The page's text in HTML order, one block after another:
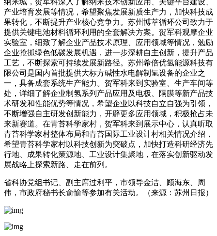
纳米城，贺军科深入了解纳米技术创新应用、关键平台建设、
产业培育发展等情况，希望聚焦发展新质生产力，加快科技成
果转化，不断提升产业核心竞争力。苏州博萃循环公司致力于
提供关键电池材料循环利用的全套解决方案。贺军科观摩企业
实验室，细致了解企业产品技术原理、应用领域等情况，勉励
企业抢抓绿色低碳发展机遇，进一步深耕自主创新，提升产品
工艺，不断探索可持续发展新路径。苏州希倍优氢能源科技有
限公司是国内首批提供大标方碱性水电解制氢设备的企业之
一，具备成套系统生产能力。贺军科来到实验室、生产车间等
处，详细了解企业制氢系列产品应用及电极、隔膜等新产品技
术研发和性能优势等情况，希望企业以科技自立自强为引领，
不断增强自主研发创新能力，开辟更多应用领域，积极抢占未
来新赛道。在青苔科学家村，贺军科来到展示中心，认真听取
青苔科学家村整体布局和青苔国际工业设计村相关情况介绍，
希望青苔科学家村以科技创新为突破点，加快打造科研经济先
行地、成果转化策源地、工业设计集聚地，在落实创新驱动发
展战略上探索新路、走在前列。
省科协党组书记、副主席过利平，市领导金洁、顾海东、周
伟，市政府秘书长俞愉等参加有关活动。（来源：苏州日报）